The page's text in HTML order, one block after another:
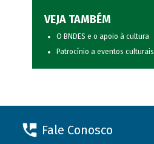
VEJA TAMBÉM
O BNDES e o apoio à cultura
Patrocínio a eventos culturais
Fale Conosco